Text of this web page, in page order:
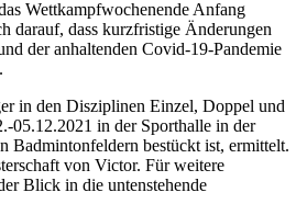
Wettkampfwochenende Anfang
darauf, dass kurzfristige Änderungen
der anhaltenden Covid-19-Pandemie
in den Disziplinen Einzel, Doppel und
05.12.2021 in der Sporthalle in der
Badmintonfeldern bestückt ist, ermittelt.
von Victor. Für weitere
Blick in die untenstehende